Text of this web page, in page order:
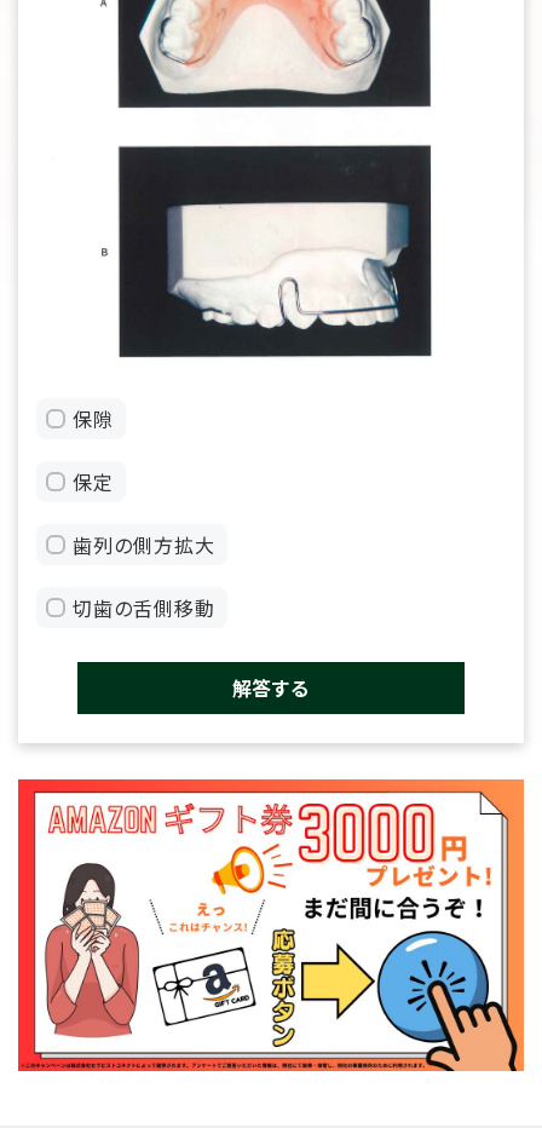
保隙
保定
歯列の側方拡大
切歯の舌側移動
解答する